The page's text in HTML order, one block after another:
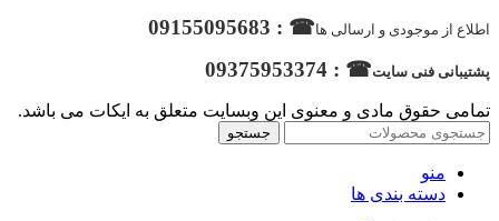
اطلاع از موجودی و ارسالی ها☎ : 09155095683
پشتیبانی فنی سایت☎ : 09375953374
تمامی حقوق مادی و معنوی این وبسایت متعلق به ایکات می باشد.
جستجو
منو
دسته بندی ها